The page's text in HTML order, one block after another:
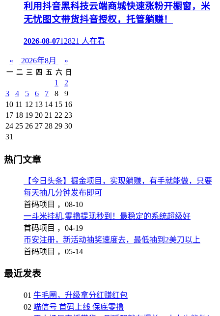
利用抖音黑科技云端商城快速涨粉开橱窗，米
无忧图文带货抖音授权，托管躺赚！
2026-08-0712821 人在看
« 2026年8月 »
一 二 三 四 五 六 日
1
2
3
4 5 6 7 8
9
10 11 12 13 14 15 16
17 18 19 20 21 22 23
24 25 26 27 28 29 30
31
热门文章
【今日头条】掘金项目，实现躺赚，有手就能做，只要
每天抽几分钟发布即可
首码项目 ， 08-10
一斗米挂机,零撸提现秒到！最稳定的系统超级好
首码项目 ， 04-19
币安注册，新活动抽奖速度去，最低抽到2美刀以上
首码项目 ， 05-14
最近发表
01 牛毛圈，升级拿分红赚红包
02 喵信号 首码上线 保底零撸